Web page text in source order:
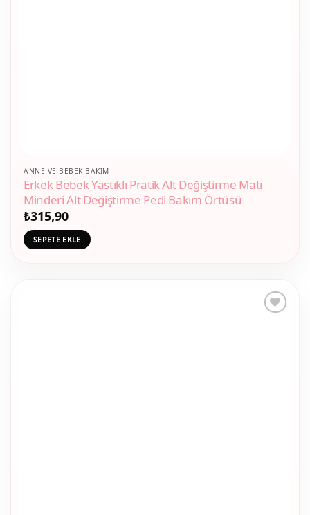
ANNE VE BEBEK BAKIM
Erkek Bebek Yastıklı Pratik Alt Değiştirme Matı
Minderi Alt Değiştirme Pedi Bakım Örtüsü
₺315,90
SEPETE EKLE